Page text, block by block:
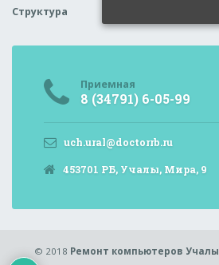
Структура
Приемная
8 (34791) 6-05-99
uch.ural@doctorrb.ru
453701 РБ, Учалы, Мира, 9
© 2018 Ремонт компьютеров Учалы